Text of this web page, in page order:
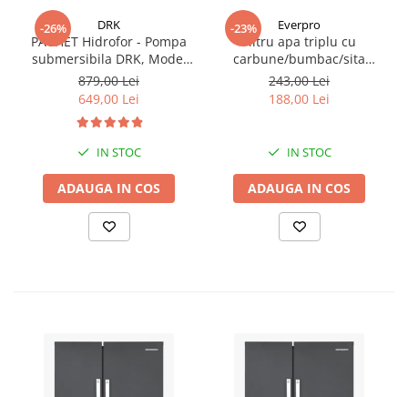
-26% DRK
PACHET Hidrofor - Pompa
submersibila DRK, Model
4STM4-8, putere 1.8 kW,
debit 5m3/h, 8 turbine +
Presostat electronic DRK,
Model PC-58, 1kW, 220 V, 10
Bar
879,00 Lei
649,00 Lei
IN STOC
ADAUGA IN COS
-23% Everpro
Filtru apa triplu cu
carbune/bumbac/sita
3x3/4"*10
243,00 Lei
188,00 Lei
IN STOC
ADAUGA IN COS